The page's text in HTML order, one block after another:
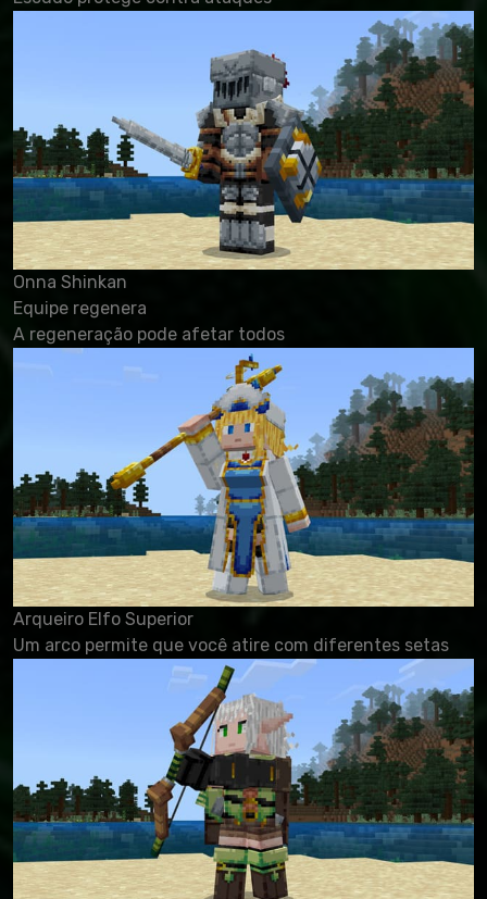
Onna Shinkan
Equipe regenera
A regeneração pode afetar todos
Arqueiro Elfo Superior
Um arco permite que você atire com diferentes setas